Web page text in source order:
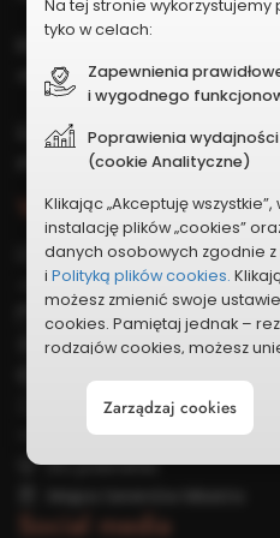
Adres e-mail:
obywatelski@plock.eu
Adres www:
Wszystko o Budżecie
Zasady ogólne
Budżet krok po kroku
Harmonogram
Zgłaszanie projektów
Weryfikacja
Głosowanie
Cennik miejski
Do pobrania
Social media
Na tej stronie wykorzystujemy
tyko w celach:
Zapewnienia
i wygodnego
Poprawienia
(cookie Analityczne)
Klikając „Akceptuję
instalację plików „cookies”
danych osobowych zgodnie
iPolityką plików cookies.
możesz zmienić swoje
cookies. Pamiętaj jednak –
rodzajów cookies, możesz
Możesz cofnąć lub zmienić
momencie. Wystarczy, że
Zarządzaj cookies